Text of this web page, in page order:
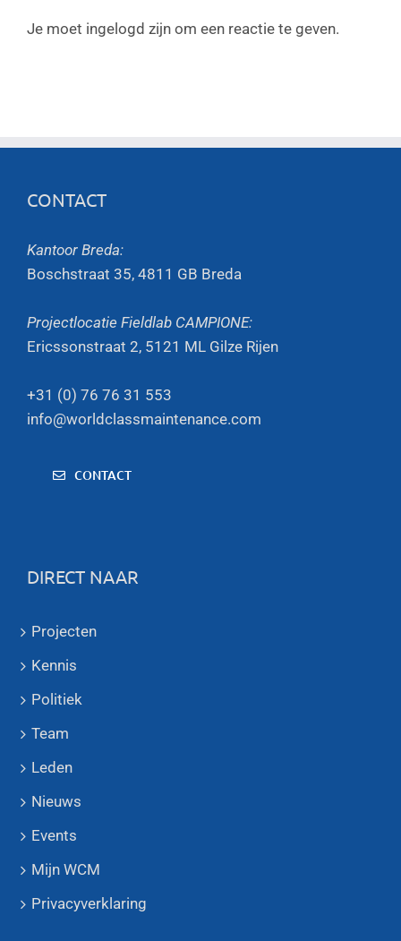
Je moet ingelogd zijn om een reactie te geven.
CONTACT
Kantoor Breda:
Boschstraat 35, 4811 GB Breda
Projectlocatie Fieldlab CAMPIONE:
Ericssonstraat 2, 5121 ML Gilze Rijen
+31 (0) 76 76 31 553
info@worldclassmaintenance.com
CONTACT
DIRECT NAAR
Projecten
Kennis
Politiek
Team
Leden
Nieuws
Events
Mijn WCM
Privacyverklaring